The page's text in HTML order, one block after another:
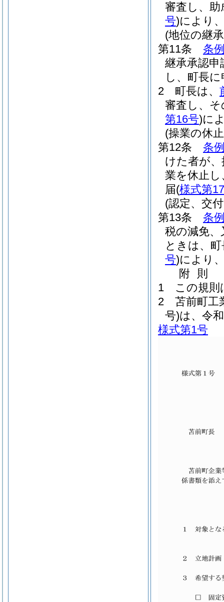
審査し、
号)により
(地位の継
第11条
条
継承承認申
し、町長
2
町長は、
審査し、
第16号)に
(操業の休
第12条
条
けた者が
業を休止
届(様式第
(認定、交
第13条
条
税の減免
ときは、
号)により
附 則
1
この規則
2
苫前町工
号)は、令
様式第1号